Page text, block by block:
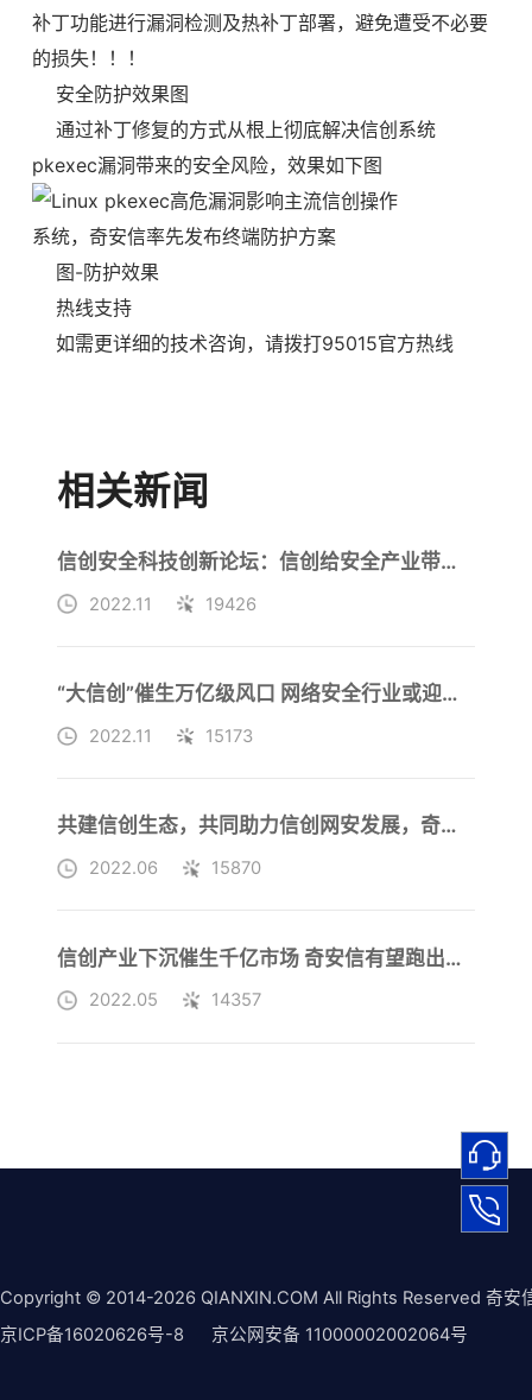
补丁功能进行漏洞检测及热补丁部署，避免遭受不必要
的损失！！！
安全防护效果图
通过补丁修复的方式从根上彻底解决信创系统
pkexec漏洞带来的安全风险，效果如下图
图-防护效果
热线支持
如需更详细的技术咨询，请拨打95015官方热线
相关新闻
信创安全科技创新论坛：信创给安全产业带来巨大市场增量
2022.11 19426
“大信创”催生万亿级风口 网络安全行业或迎来“最好五年”
2022.11 15173
共建信创生态，共同助力信创网安发展，奇安信首批加入统信UAPP计划
2022.06 15870
信创产业下沉催生千亿市场 奇安信有望跑出新一轮加速度
2022.05 14357
Copyright © 2014-2026 QIANXIN.COM All Rights Reserved 奇安
京ICP备16020626号-8
京公网安备 11000002002064号